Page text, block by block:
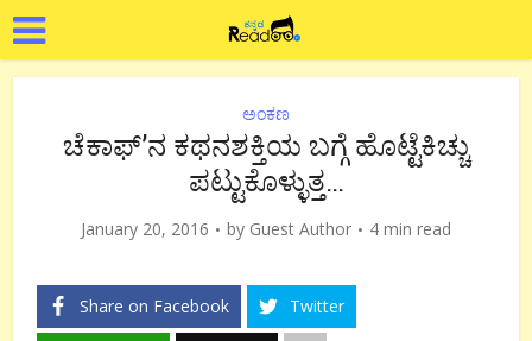
ಅಂಕಣ
ಚೆಕಾಫ್’ನ ಕಥನಶಕ್ತಿಯ ಬಗ್ಗೆ ಹೊಟ್ಟೆಕಿಚ್ಚು
ಪಟ್ಟುಕೊಳ್ಳುತ್ತ…
January 20, 2016 by Guest Author 4 min read
Share on Facebook Twitter